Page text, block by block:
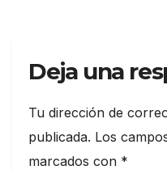
Deja una
Tu dirección de
publicada. Los
marcados con *